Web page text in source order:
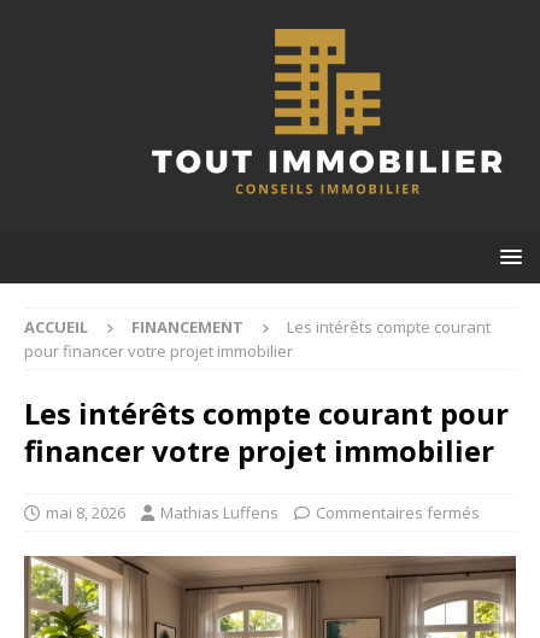
ACCUEIL FINANCEMENT
Les intérêts compte courant
pour financer votre projet immobilier
Les intérêts compte courant pour
financer votre projet immobilier
mai 8, 2026 Mathias Luffens Commentaires fermés